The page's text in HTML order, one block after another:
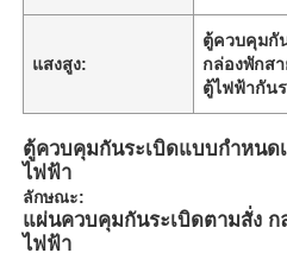
แสงสูง:
ตู้ควบคุมกั
กล่องพักส
ตู้ไฟฟ้ากัน
ตู้ควบคุมกันระเบิดแบบกำหนด
ไฟฟ้า
ลักษณะ:
แผ่นควบคุมกันระเบิดตามสั่ง
ไฟฟ้า